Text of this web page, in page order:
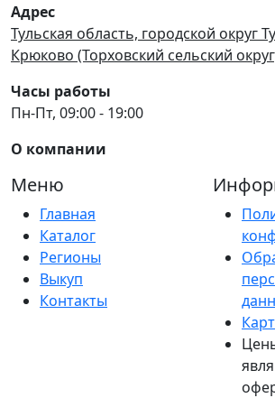
Адрес
Тульская область, городской округ
Крюково (Торховский сельский
Часы работы
Пн-Пт, 09:00 - 19:00
О компании
Меню
Главная
Каталог
Регионы
Выкуп
Контакты